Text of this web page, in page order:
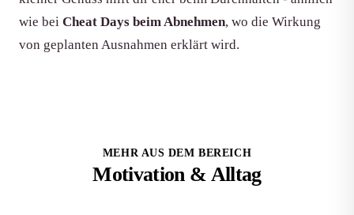
wie bei Cheat Days beim Abnehmen, wo die Wirkung
von geplanten Ausnahmen erklärt wird.
MEHR AUS DEM BEREICH
Motivation & Alltag